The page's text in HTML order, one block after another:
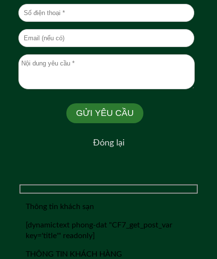
Đóng lại
Thông tin khách sạn
[dynamictext phong-dat "CF7_get_post_var
key='title'" readonly]
THÔNG TIN KHÁCH HÀNG